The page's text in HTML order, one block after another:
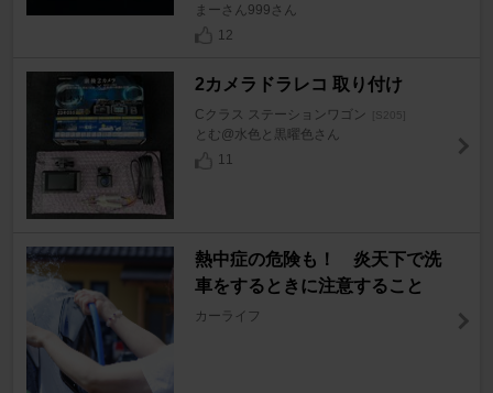
まーさん999さん
12
2カメラドラレコ 取り付け
Cクラス ステーションワゴン
とむ@水色と黒曜色さん
11
熱中症の危険も！ 炎天下で洗
車をするときに注意すること
カーライフ